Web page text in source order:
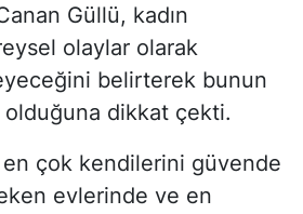
Güllü, kadın
olaylar olarak
belirterek bunun
olduğuna dikkat çekti.
en çok kendilerini güvende
evlerinde ve en